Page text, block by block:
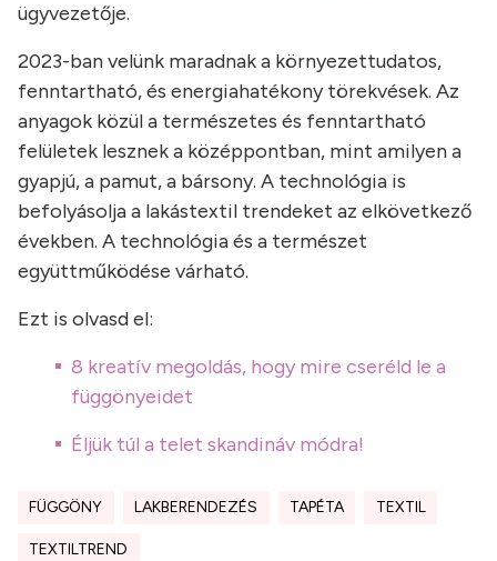
ügyvezetője.
2023-ban velünk maradnak a környezettudatos,
fenntartható, és energiahatékony törekvések. Az
anyagok közül a természetes és fenntartható
felületek lesznek a középpontban, mint amilyen a
gyapjú, a pamut, a bársony. A technológia is
befolyásolja a lakástextil trendeket az elkövetkező
években. A technológia és a természet
együttműködése várható.
Ezt is olvasd el:
8 kreatív megoldás, hogy mire cseréld le a
függönyeidet
Éljük túl a telet skandináv módra!
FÜGGÖNY LAKBERENDEZÉS TAPÉTA TEXTIL
TEXTILTREND